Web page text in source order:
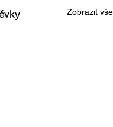
Zobrazit vše